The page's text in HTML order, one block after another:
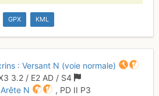
GPX KML
: Versant N (voie normale)
3.2 / E2 AD / S4
N
, PD II P3